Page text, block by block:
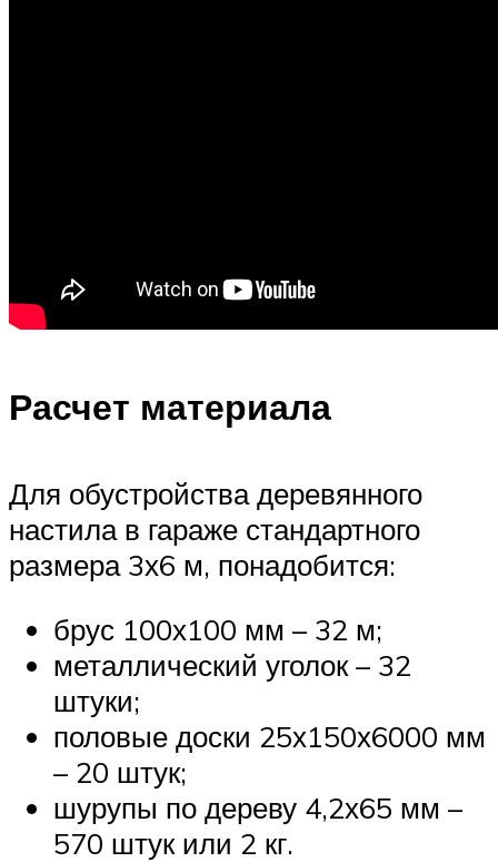
Расчет материала
Для обустройства деревянного
настила в гараже стандартного
размера 3х6 м, понадобится:
брус 100х100 мм – 32 м;
металлический уголок – 32
штуки;
половые доски 25х150х6000 мм
– 20 штук;
шурупы по дереву 4,2х65 мм –
570 штук или 2 кг.